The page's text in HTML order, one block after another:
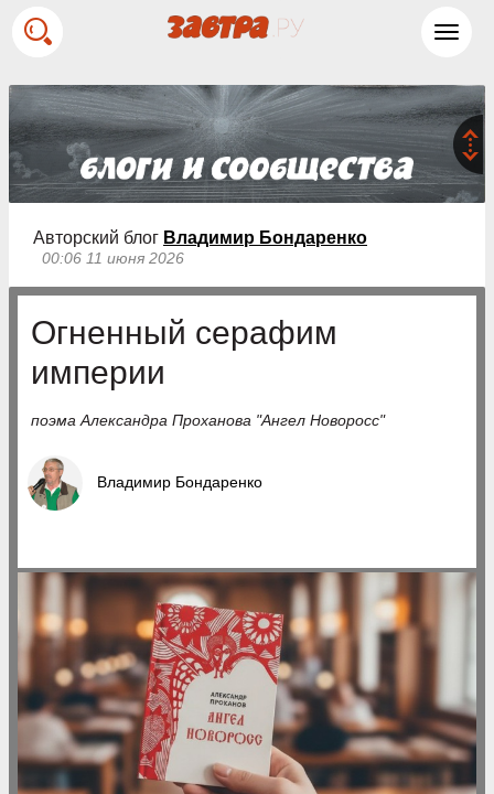
Авторский блог Владимир Бондаренко
00:06 11 июня 2026
Огненный серафим
империи
поэма Александра Проханова "Ангел Новоросс"
Владимир Бондаренко